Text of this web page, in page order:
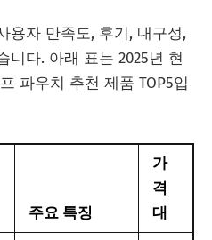
용자 만족도, 후기, 내구성,
니다. 아래 표는 2025년 현
파우치 추천 제품 TOP5입
주요 특징
가
격
대